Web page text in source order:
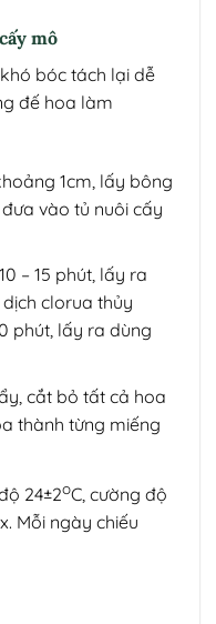
mô
bóc tách lại dễ
đế hoa làm
1cm, lấy bông
vào tủ nuôi cấy
– 15 phút, lấy ra
clorua thủy
phút, lấy ra dùng
cắt bỏ tất cả hoa
thành từng miếng
24±2oC, cường độ
Mỗi ngày chiếu